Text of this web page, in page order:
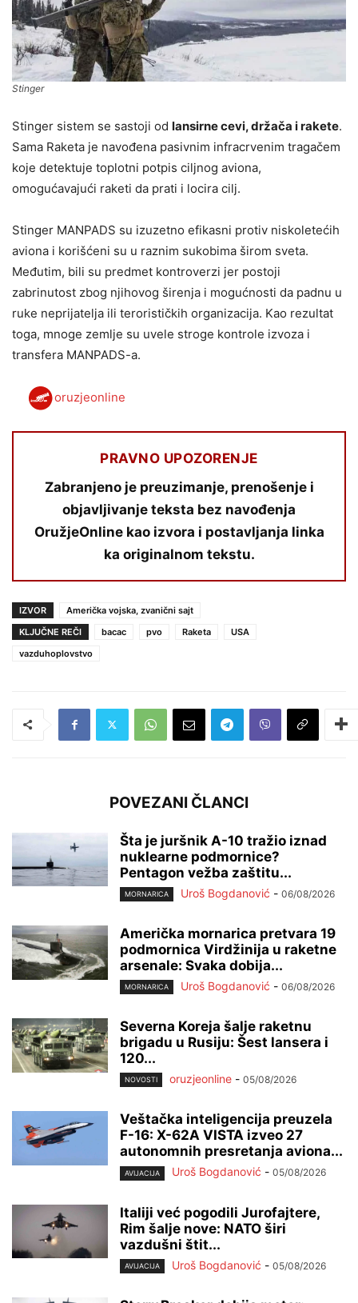
Stinger
Stinger sistem se sastoji od lansirne cevi, držača i rakete.
Sama Raketa je navođena pasivnim infracrvenim tragačem
koje detektuje toplotni potpis ciljnog aviona,
omogućavajući raketi da prati i locira cilj.
Stinger MANPADS su izuzetno efikasni protiv niskoletećih
aviona i korišćeni su u raznim sukobima širom sveta.
Međutim, bili su predmet kontroverzi jer postoji
zabrinutost zbog njihovog širenja i mogućnosti da padnu u
ruke neprijatelja ili terorističkih organizacija. Kao rezultat
toga, mnoge zemlje su uvele stroge kontrole izvoza i
transfera MANPADS-a.
oruzjeonline
PRAVNO UPOZORENJE
Zabranjeno je preuzimanje, prenošenje i
objavljivanje teksta bez navođenja
OružjeOnline kao izvora i postavljanja linka
ka originalnom tekstu.
IZVOR
Američka vojska, zvanični sajt
KLJUČNE REČI
bacac pvo Raketa
USA
vazduhoplovstvo
POVEZANI ČLANCI
Šta je juršnik A-10 tražio iznad
nuklearne podmornice?
Pentagon vežba zaštitu...
MORNARICA Uroš Bogdanović - 06/08/2026
Američka mornarica pretvara 19
podmornica Virdžinija u raketne
arsenale: Svaka dobija...
MORNARICA Uroš Bogdanović - 06/08/2026
Severna Koreja šalje raketnu
brigadu u Rusiju: Šest lansera i
120...
NOVOSTI oruzjeonline - 05/08/2026
Veštačka inteligencija preuzela
F-16: X-62A VISTA izveo 27
autonomnih presretanja aviona...
AVIJACIJA Uroš Bogdanović - 05/08/2026
Italiji već pogodili Jurofajtere,
Rim šalje nove: NATO širi
vazdušni štit...
AVIJACIJA Uroš Bogdanović - 05/08/2026